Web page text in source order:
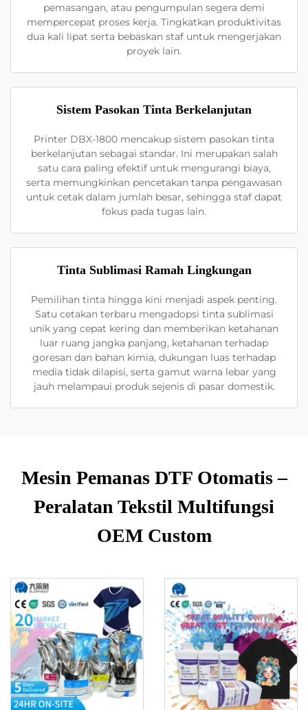
pemasangan, atau pengumpulan segera demi
mempercepat proses kerja. Tingkatkan produktivitas
dua kali lipat serta bebaskan staf untuk mengerjakan
proyek lain.
Sistem Pasokan Tinta Berkelanjutan
Printer DBX-1800 mencakup sistem pasokan tinta
berkelanjutan sebagai standar. Ini merupakan salah
satu cara paling efektif untuk mengurangi biaya,
serta memungkinkan pencetakan tanpa pengawasan
untuk cetak dalam jumlah besar, sehingga staf dapat
fokus pada tugas lain.
Tinta Sublimasi Ramah Lingkungan
Pemilihan tinta hingga kini menjadi aspek penting.
Satu cetakan terbaru mengadopsi tinta sublimasi
unik yang cepat kering dan memberikan ketahanan
luar ruang jangka panjang, ketahanan terhadap
goresan dan bahan kimia, dukungan luas terhadap
media tidak dilapisi, serta gamut warna lebar yang
jauh melampaui produk sejenis di pasar domestik.
Mesin Pemanas DTF Otomatis –
Peralatan Tekstil Multifungsi
OEM Custom